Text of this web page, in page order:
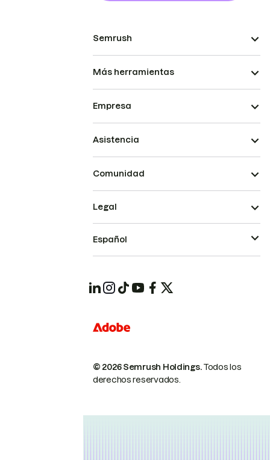
Semrush
Más herramientas
Empresa
Asistencia
Comunidad
© 2026 Semrush Holdings.Todos los
derechos reservados.
Legal
Español